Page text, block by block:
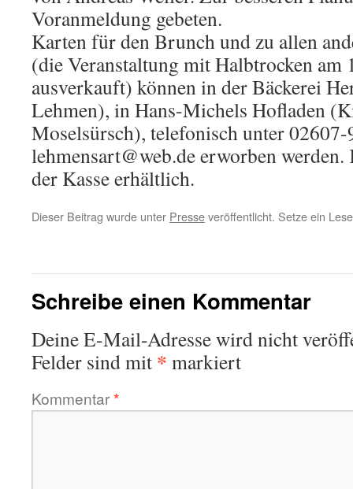
Voranmeldung gebeten.
Karten für den Brunch und zu allen
(die Veranstaltung mit Halbtrocken am
ausverkauft) können in der Bäckerei
Lehmen), in Hans-Michels Hofladen
Moselsürsch), telefonisch unter
lehmensart@web.de erworben
der Kasse erhältlich.
Dieser Beitrag wurde unter Presseveröffentlicht. Setze ein
Schreibe einen Kommentar
Deine E-Mail-Adresse wird nicht
Felder sind mit * markiert
Kommentar*